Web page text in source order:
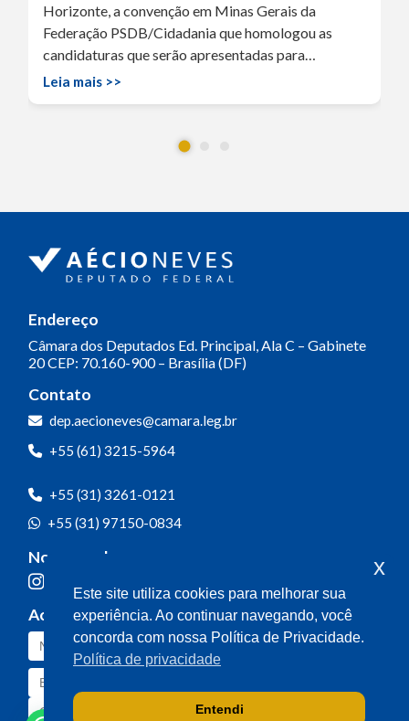
Horizonte, a convenção em Minas Gerais da
Federação PSDB/Cidadania que homologou as
candidaturas que serão apresentadas para…
Leia mais >>
Endereço
Câmara dos Deputados Ed. Principal, Ala C – Gabinete
20CEP: 70.160-900 – Brasília (DF)
Contato
dep.aecioneves@camara.leg.br
+55 (61) 3215-5964
+55 (31) 3261-0121
+55 (31) 97150-0834
Nossas redes
Acompanhe o meu mandato
Este site utiliza cookies para melhorar sua
experiência. Ao continuar navegando, você
concorda com nossa Política de Privacidade.
Política de privacidade
Entendi
x